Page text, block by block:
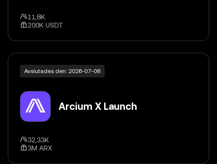
11,8K
200K USDT
Avslutades den: 2026-07-08
Arcium X Launch
32,33K
3M ARX